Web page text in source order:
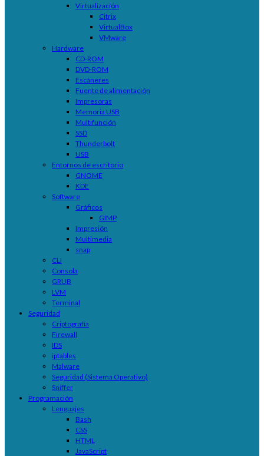
Virtualización
Citrix
VirtualBox
VMware
Hardware
CD-ROM
DVD-ROM
Escáneres
Fuente de alimentación
Impresoras
Memoria USB
Multifunción
SSD
Thunderbolt
USB
Entornos de escritorio
GNOME
KDE
Software
Gráficos
GIMP
Impresión
Multimedia
snap
CLI
Consola
GRUB
LVM
Terminal
Seguridad
Criptografía
Firewall
IDS
iptables
Malware
Seguridad (Sistema Operativo)
Sniffer
Programación
Lenguajes
Bash
CSS
HTML
JavaScript